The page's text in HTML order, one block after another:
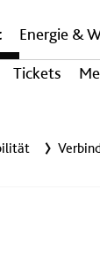
Tickets
Energie &